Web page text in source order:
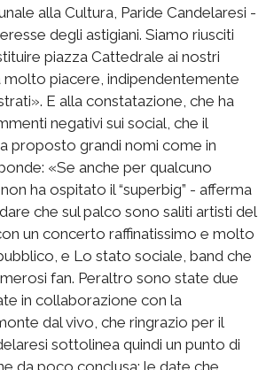
alla Cultura, Paride Candelaresi -
degli astigiani. Siamo riusciti
piazza Cattedrale ai nostri
molto piacere, indipendentemente
E alla constatazione, che ha
negativi sui social, che il
proposto grandi nomi come in
«Se anche per qualcuno
ha ospitato il “superbig” - afferma
che sul palco sono saliti artisti del
un concerto raffinatissimo e molto
e Lo stato sociale, band che
fan. Peraltro sono state due
in collaborazione con la
dal vivo, che ringrazio per il
sottolinea quindi un punto di
da poco conclusa: le date che